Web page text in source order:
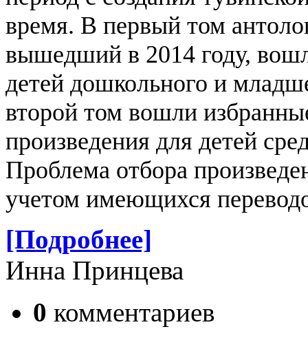
время. В первый том
вышедший в 2014 году,
детей дошкольного и
второй том вошли
произведения для детей
Проблема отбора
учетом имеющихся
[Подробнее]
Инна Принцева
0 комментариев